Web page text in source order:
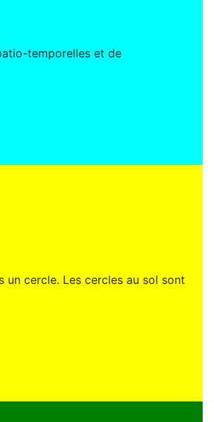
temporelles et de
un cercle. Les cercles au sol sont